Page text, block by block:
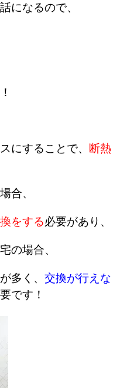
になるので、
にすることで、 断熱
合、
をする必要があり、
の場合、
多く、 交換が行えな
です！